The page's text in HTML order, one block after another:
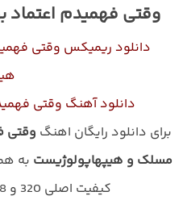
وقتی فهمیدم
دانلود ریمیکس وقتی
دانلود آهنگ وقتی
برای دانلود رایگان اهنگ وقتی
مسلک و هیپهاپولوژیست به
کیفیت اصلی 320 و 128 با